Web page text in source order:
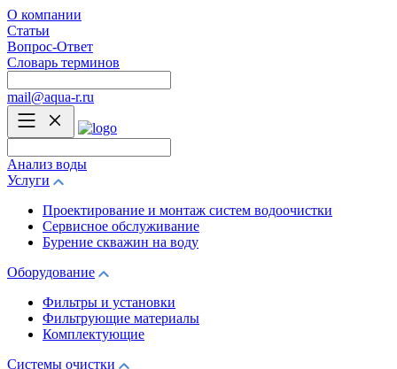
О компании
Статьи
Вопрос-Ответ
Словарь терминов
mail@aqua-r.ru
Анализ воды
Услуги
Проектирование и монтаж систем водоочистки
Сервисное обслуживание
Бурение скважин на воду
Оборудование
Фильтры и установки
Фильтрующие материалы
Комплектующие
Системы очистки